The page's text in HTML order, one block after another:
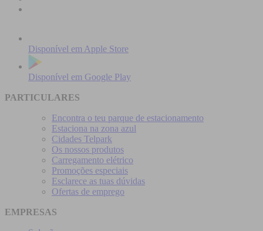
Disponível em Apple Store
Disponível em Google Play
PARTICULARES
Encontra o teu parque de estacionamento
Estaciona na zona azul
Cidades Telpark
Os nossos produtos
Carregamento elétrico
Promoções especiais
Esclarece as tuas dúvidas
Ofertas de emprego
EMPRESAS